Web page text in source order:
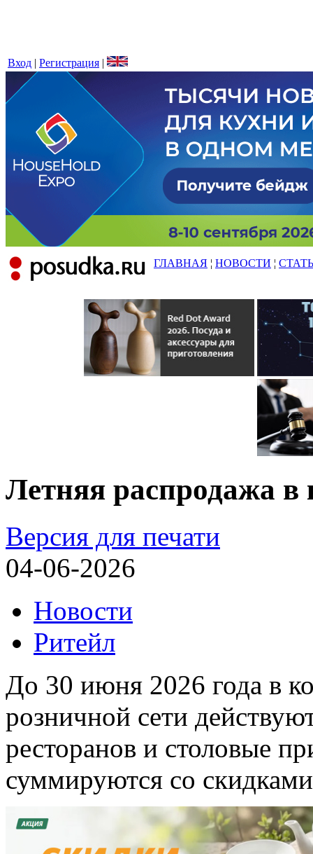
Вход | Регистрация |
ГЛАВНАЯ ¦ НОВОСТИ ¦
Летняя распродажа
Версия для печати
04-06-2026
Новости
Ритейл
До 30 июня 2026 года в
розничной сети
ресторанов и столовые
суммируются со